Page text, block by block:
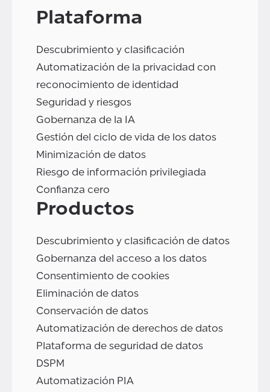
Plataforma
Descubrimiento y clasificación
Automatización de la privacidad con
reconocimiento de identidad
Seguridad y riesgos
Gobernanza de la IA
Gestión del ciclo de vida de los datos
Minimización de datos
Riesgo de información privilegiada
Confianza cero
Productos
Descubrimiento y clasificación de datos
Gobernanza del acceso a los datos
Consentimiento de cookies
Eliminación de datos
Conservación de datos
Automatización de derechos de datos
Plataforma de seguridad de datos
DSPM
Automatización PIA